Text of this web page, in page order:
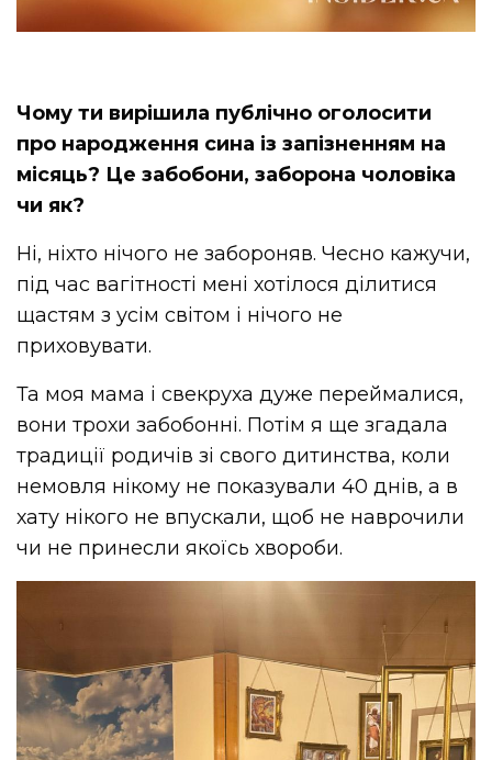
Чому ти вирішила публічно оголосити
про народження сина із запізненням на
місяць? Це забобони, заборона чоловіка
чи як?
Ні, ніхто нічого не забороняв. Чесно кажучи,
під час вагітності мені хотілося ділитися
щастям з усім світом і нічого не
приховувати.
Та моя мама і свекруха дуже переймалися,
вони трохи забобонні. Потім я ще згадала
традиції родичів зі свого дитинства, коли
немовля нікому не показували 40 днів, а в
хату нікого не впускали, щоб не наврочили
чи не принесли якоїсь хвороби.